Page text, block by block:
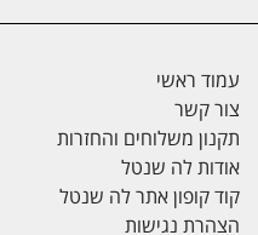
עמוד ראשי
צור קשר
תקנון משלוחים והחזרות
אודות לה שנטל
קוד קופון אתר לה שנטל
הצהרת נגישות